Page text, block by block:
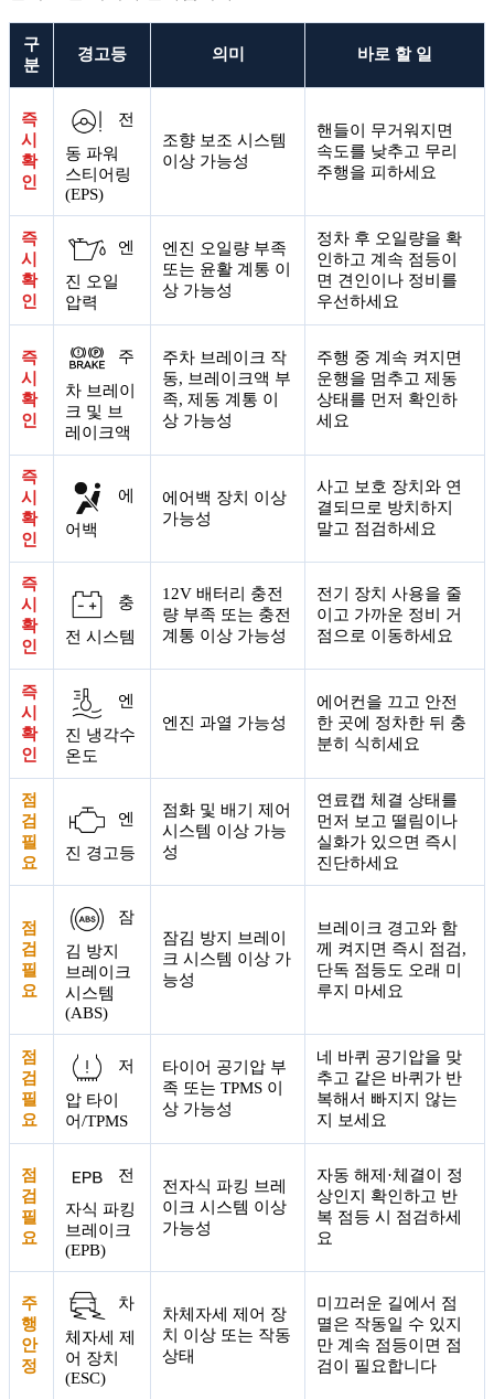
구
분
경고등 의미 바로 할 일
즉
시
확
인
전
동 파워
스티어링
(EPS)
조향 보조 시스템
이상 가능성
핸들이 무거워지면
속도를 낮추고 무리
주행을 피하세요
즉
시
확
인
엔
진 오일
압력
엔진 오일량 부족
또는 윤활 계통 이
상 가능성
정차 후 오일량을 확
인하고 계속 점등이
면 견인이나 정비를
우선하세요
즉
시
확
인
주
차 브레이
크 및 브
레이크액
주차 브레이크 작
동, 브레이크액 부
족, 제동 계통 이
상 가능성
주행 중 계속 켜지면
운행을 멈추고 제동
상태를 먼저 확인하
세요
즉
시
확
인
에
어백
에어백 장치 이상
가능성
사고 보호 장치와 연
결되므로 방치하지
말고 점검하세요
즉
시
확
인
충
전 시스템
12V 배터리 충전
량 부족 또는 충전
계통 이상 가능성
전기 장치 사용을 줄
이고 가까운 정비 거
점으로 이동하세요
즉
시
확
인
엔
진 냉각수
온도
엔진 과열 가능성
에어컨을 끄고 안전
한 곳에 정차한 뒤 충
분히 식히세요
점
검
필
요
엔
진 경고등
점화 및 배기 제어
시스템 이상 가능
성
연료캡 체결 상태를
먼저 보고 떨림이나
실화가 있으면 즉시
진단하세요
점
검
필
요
잠
김 방지
브레이크
시스템
(ABS)
잠김 방지 브레이
크 시스템 이상 가
능성
브레이크 경고와 함
께 켜지면 즉시 점검,
단독 점등도 오래 미
루지 마세요
점
검
필
요
저
압 타이
어/TPMS
타이어 공기압 부
족 또는 TPMS 이
상 가능성
네 바퀴 공기압을 맞
추고 같은 바퀴가 반
복해서 빠지지 않는
지 보세요
점
검
필
요
전
자식 파킹
브레이크
(EPB)
전자식 파킹 브레
이크 시스템 이상
가능성
자동 해제·체결이 정
상인지 확인하고 반
복 점등 시 점검하세
요
주
행
안
정
차
체자세 제
어 장치
(ESC)
차체자세 제어 장
치 이상 또는 작동
상태
미끄러운 길에서 점
멸은 작동일 수 있지
만 계속 점등이면 점
검이 필요합니다